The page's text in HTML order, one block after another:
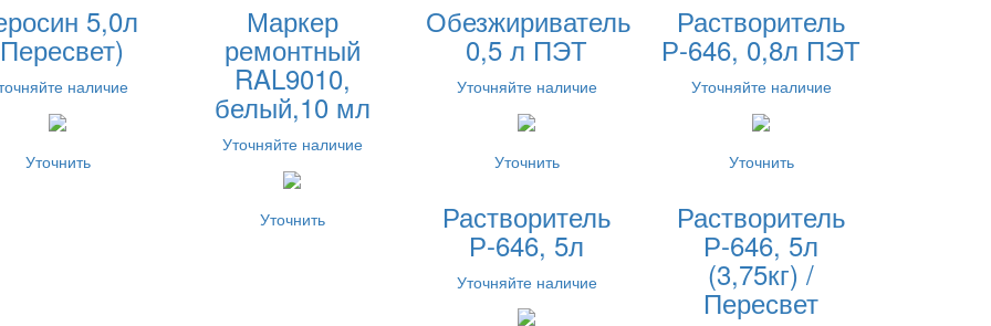
5,0л
наличие
Уточнить
Маркер
ремонтный
RAL9010,
белый,10 мл
Уточняйте наличие
Уточнить
Обезжириватель
0,5 л ПЭТ
Уточняйте наличие
Уточнить
Растворитель
Р-646, 0,8л ПЭТ
Уточняйте наличие
Уточнить
Растворитель
Р-646, 5л
Уточняйте наличие
Растворитель
Р-646, 5л
(3,75кг) /
Пересвет